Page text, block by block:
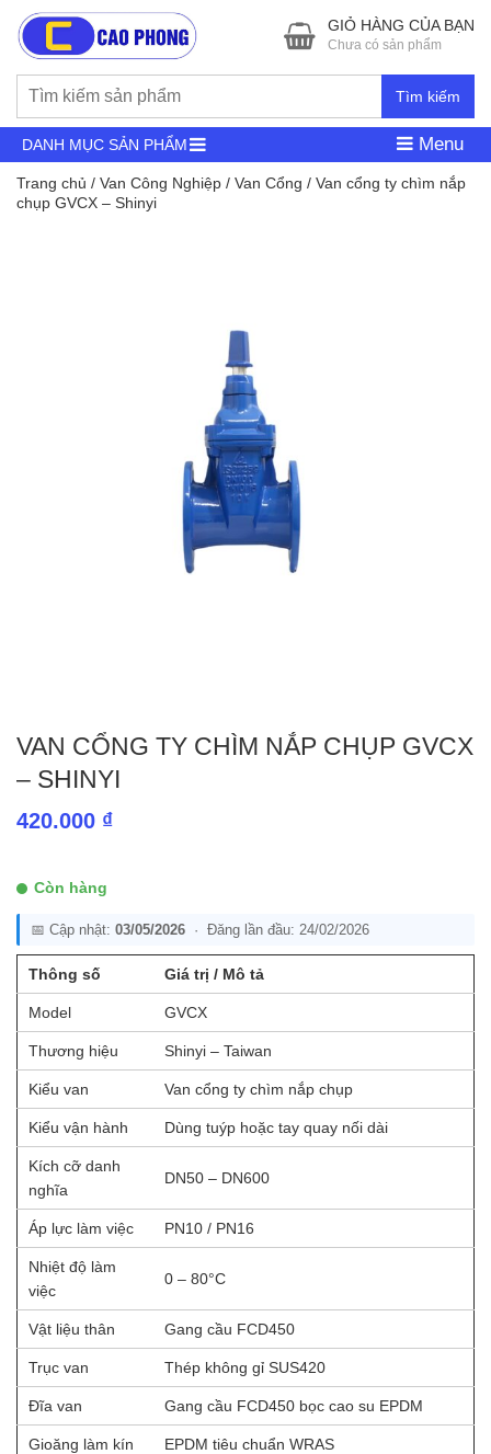
Tìm kiếm
GIỎ HÀNG CỦA BẠN
Chưa có sản phẩm
DANH MỤC SẢN PHẨM Menu
Trang chủ / Van Công Nghiệp / Van Cổng / Van cổng ty chìm nắp
chụp GVCX – Shinyi
VAN CỔNG TY CHÌM NẮP CHỤP GVCX
– SHINYI
420.000 ₫
Còn hàng
📅 Cập nhật: 03/05/2026 · Đăng lần đầu: 24/02/2026
Thông số Giá trị / Mô tả
Model GVCX
Thương hiệu Shinyi – Taiwan
Kiểu van Van cổng ty chìm nắp chụp
Kiểu vận hành Dùng tuýp hoặc tay quay nối dài
Kích cỡ danh
nghĩa
DN50 – DN600
Áp lực làm việc PN10 / PN16
Nhiệt độ làm
việc
0 – 80°C
Vật liệu thân Gang cầu FCD450
Trục van Thép không gỉ SUS420
Đĩa van Gang cầu FCD450 bọc cao su EPDM
Gioăng làm kín EPDM tiêu chuẩn WRAS